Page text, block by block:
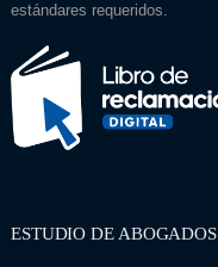
estándares requeridos.
ESTUDIO DE ABOGADOS